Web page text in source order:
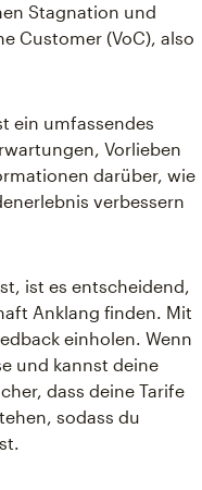
Stagnation und
Customer (VoC), also
ein umfassendes
Vorlieben
darüber, wie
verbessern
ist es entscheidend,
Anklang finden. Mit
einholen. Wenn
und kannst deine
dass deine Tarife
sodass du